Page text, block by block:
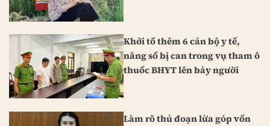
Khởi tố thêm 6 cán bộ y tế,
nâng số bị can trong vụ tham ô
thuốc BHYT lên bảy người
Làm rõ thủ đoạn lừa góp vốn